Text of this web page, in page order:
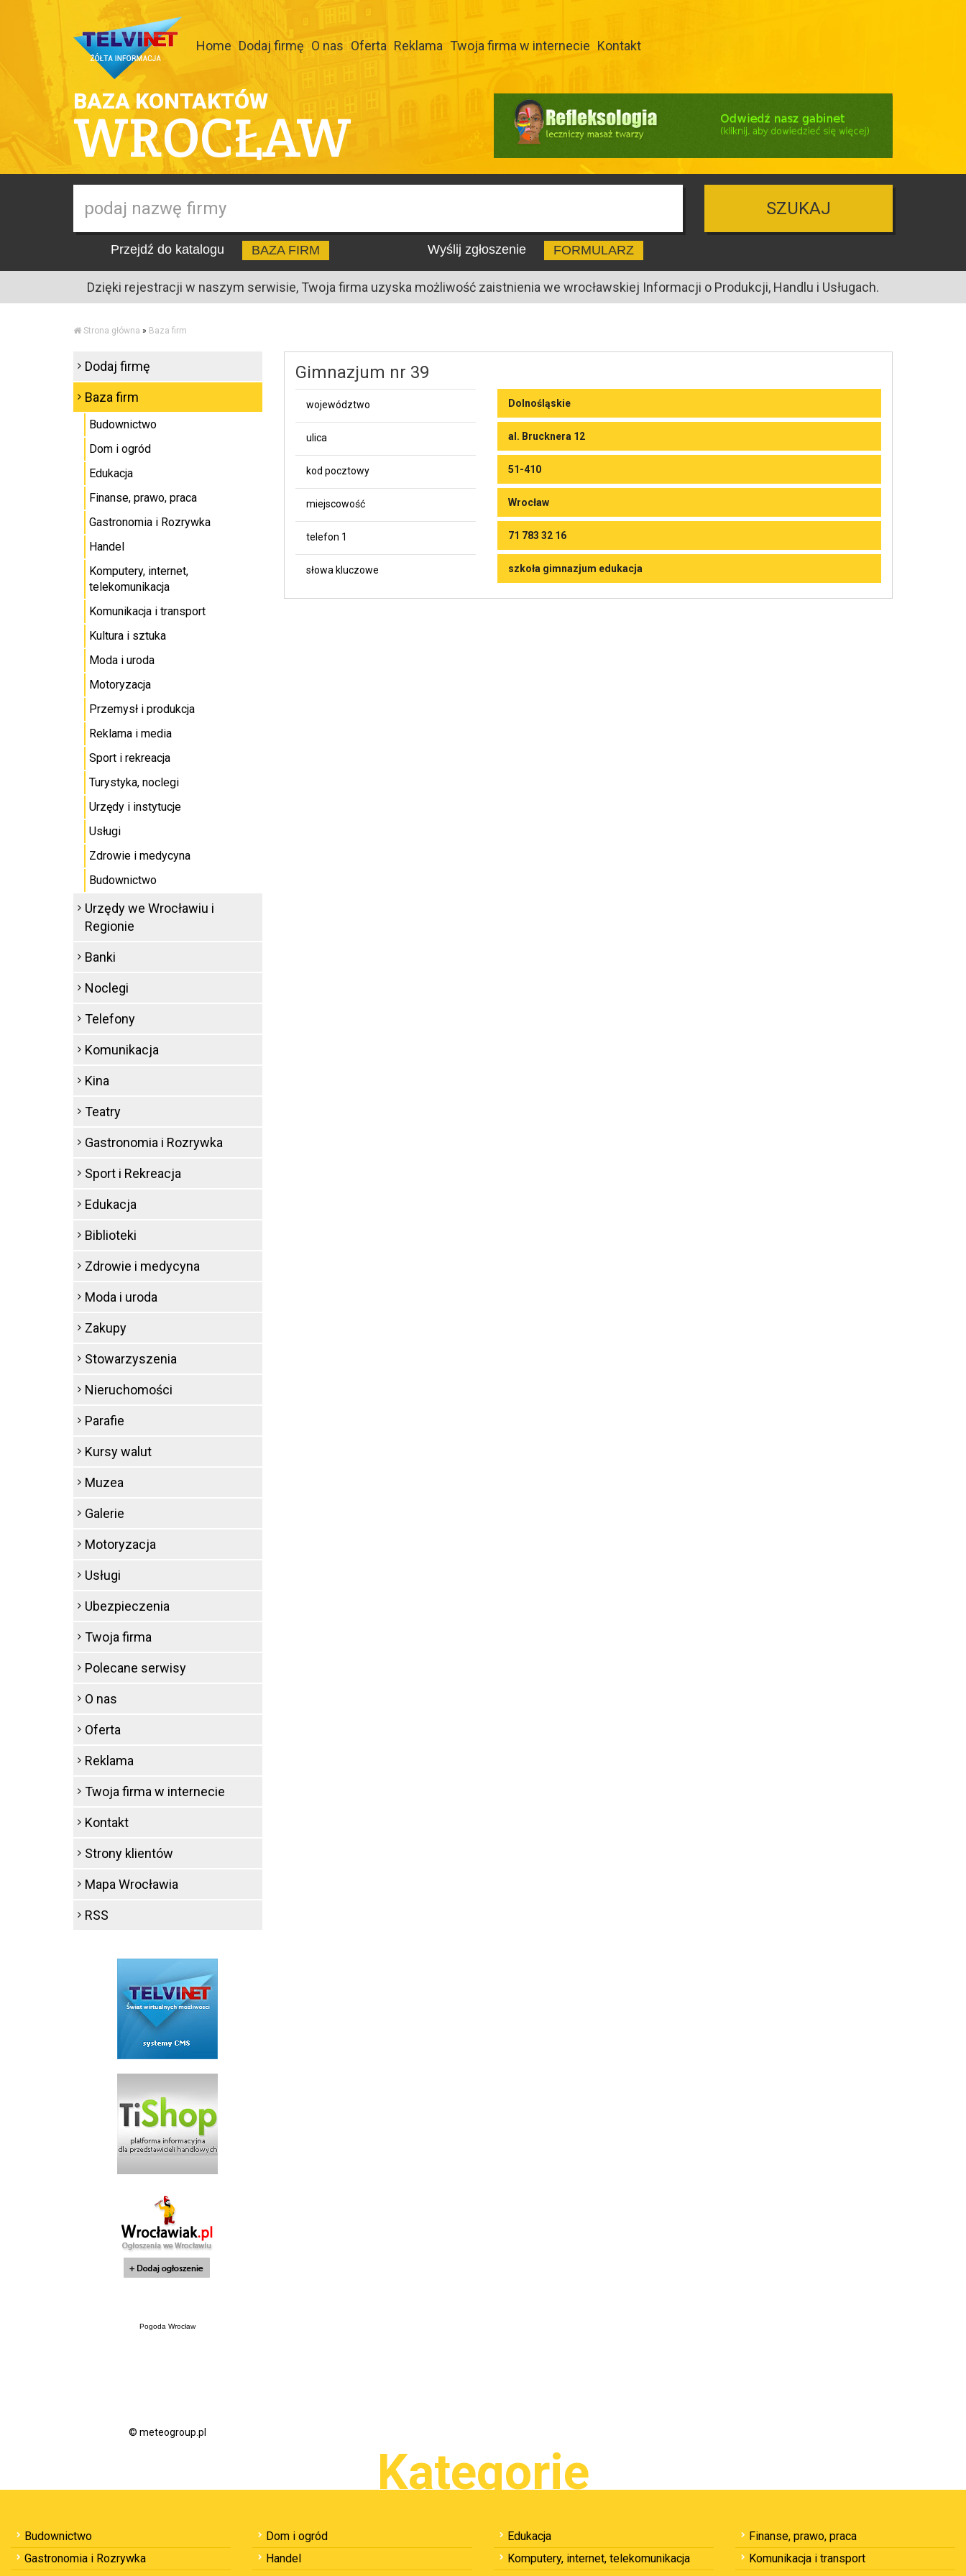
Home Dodaj firmę O nas Oferta Reklama Twoja firma w internecie Kontakt
BAZA KONTAKTÓW
WROCŁAW
SZUKAJ
Przejdź do katalogu BAZA FIRM Wyślij zgłoszenie FORMULARZ
Dzięki rejestracji w naszym serwisie, Twoja firma uzyska możliwość zaistnienia we wrocławskiej Informacji o Produkcji, Handlu i Usługach.
Strona główna » Baza firm
Gimnazjum nr 39
województwo Dolnośląskie
ulica al. Brucknera 12
kod pocztowy 51-410
miejscowość Wrocław
telefon 1 71 783 32 16
słowa kluczowe szkoła gimnazjum edukacja
Dodaj firmę
Baza firm
Budownictwo
Dom i ogród
Edukacja
Finanse, prawo, praca
Gastronomia i Rozrywka
Handel
Komputery, internet,
telekomunikacja
Komunikacja i transport
Kultura i sztuka
Moda i uroda
Motoryzacja
Przemysł i produkcja
Reklama i media
Sport i rekreacja
Turystyka, noclegi
Urzędy i instytucje
Usługi
Zdrowie i medycyna
Budownictwo
Urzędy we Wrocławiu i
Regionie
Banki
Noclegi
Telefony
Komunikacja
Kina
Teatry
Gastronomia i Rozrywka
Sport i Rekreacja
Edukacja
Biblioteki
Zdrowie i medycyna
Moda i uroda
Zakupy
Stowarzyszenia
Nieruchomości
Parafie
Kursy walut
Muzea
Galerie
Motoryzacja
Usługi
Ubezpieczenia
Twoja firma
Polecane serwisy
O nas
Oferta
Reklama
Twoja firma w internecie
Kontakt
Strony klientów
Mapa Wrocławia
RSS
Pogoda Wrocław
© meteogroup.pl
Kategorie
Budownictwo Dom i ogród Edukacja
Finanse, prawo, praca
Gastronomia i Rozrywka
Handel Komputery, internet, telekomunikacja
Komunikacja i transport